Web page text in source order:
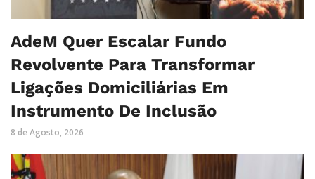
AdeM Quer Escalar Fundo
Revolvente Para Transformar
Ligações Domiciliárias Em
Instrumento De Inclusão
8 de Agosto, 2026